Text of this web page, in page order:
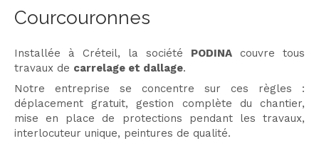
Courcouronnes
Installée à Créteil, la société PODINA couvre tous
travaux de carrelage et dallage.
Notre entreprise se concentre sur ces règles :
déplacement gratuit, gestion complète du chantier,
mise en place de protections pendant les travaux,
interlocuteur unique, peintures de qualité.